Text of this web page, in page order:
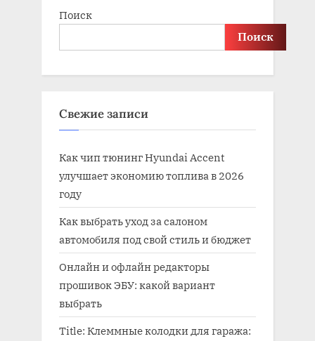
Поиск
Поиск
Свежие записи
Как чип тюнинг Hyundai Accent
улучшает экономию топлива в 2026
году
Как выбрать уход за салоном
автомобиля под свой стиль и бюджет
Онлайн и офлайн редакторы
прошивок ЭБУ: какой вариант
выбрать
Title: Клеммные колодки для гаража: